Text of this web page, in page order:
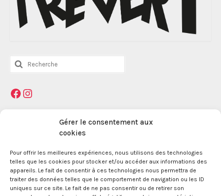
Gérer le consentement aux
cookies
Pour offrir les meilleures expériences, nous utilisons des technologies
telles que les cookies pour stocker et/ou accéder aux informations des
appareils. Le fait de consentir à ces technologies nous permettra de
traiter des données telles que le comportement de navigation ou les ID
uniques sur ce site. Le fait de ne pas consentir ou de retirer son
Rechercher
:
Facebook
Instagram
Mentions légales
La Maison des Jeunes et de la Culture Jacques
Prévert est une association enregistrée le 09
décembre 1959 auprès de la Préfecture des Bouches
du Rhône.